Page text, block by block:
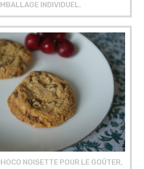
INDIVIDUEL.
NOISETTE POUR LE GOÛTER,